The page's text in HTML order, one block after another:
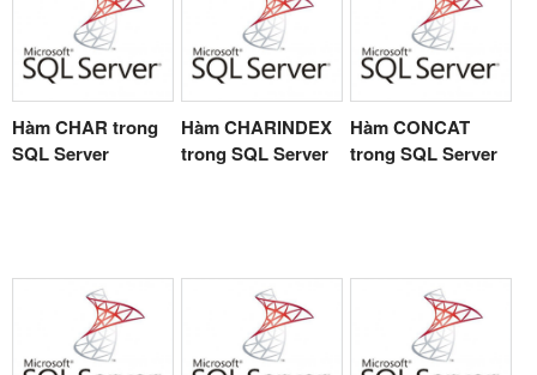
Hàm CHAR trong
SQL Server
Hàm CHARINDEX
trong SQL Server
Hàm CONCAT
trong SQL Server